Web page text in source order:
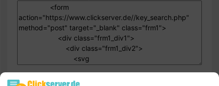
...und das Ergebnis (bitte testen) :